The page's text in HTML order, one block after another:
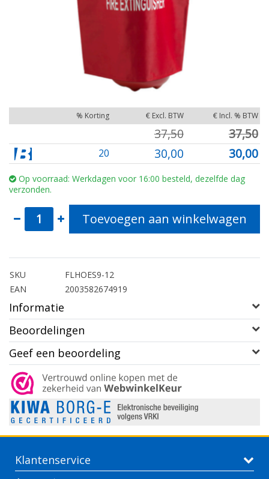
% Korting € Excl. BTW € Incl. % BTW
37,50 37,50
20 30,00 30,00
Op voorraad: Werkdagen voor 16:00 besteld, dezelfde dag
verzonden.
Toevoegen aan winkelwagen
SKU
FLHOES9-12
EAN
2003582674919
Informatie
Beoordelingen
Geef een beoordeling
Klantenservice